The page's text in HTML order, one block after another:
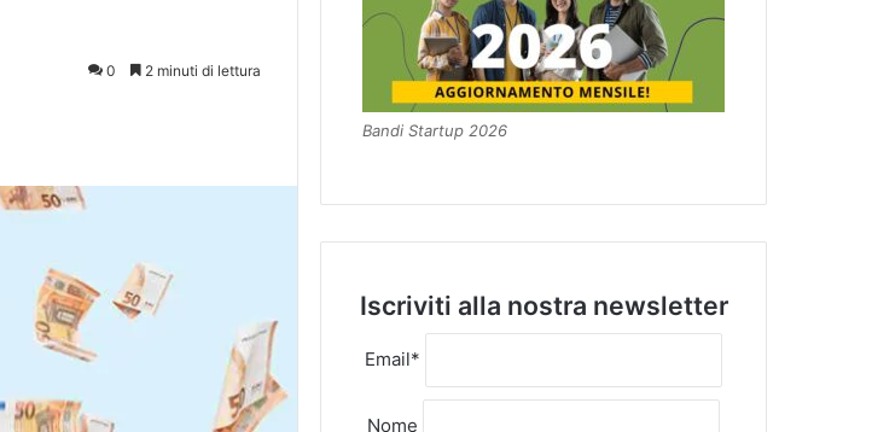
0 2 minuti di lettura
Bandi Startup 2026
Iscriviti alla nostra newsletter
Email*
Nome